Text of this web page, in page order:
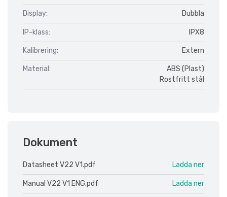
Display: Dubbla
IP-klass: IPX8
Kalibrering: Extern
Material:
ABS (Plast)
Rostfritt stål
Dokument
Datasheet V22 V1.pdf Ladda ner
Manual V22 V1 ENG.pdf Ladda ner